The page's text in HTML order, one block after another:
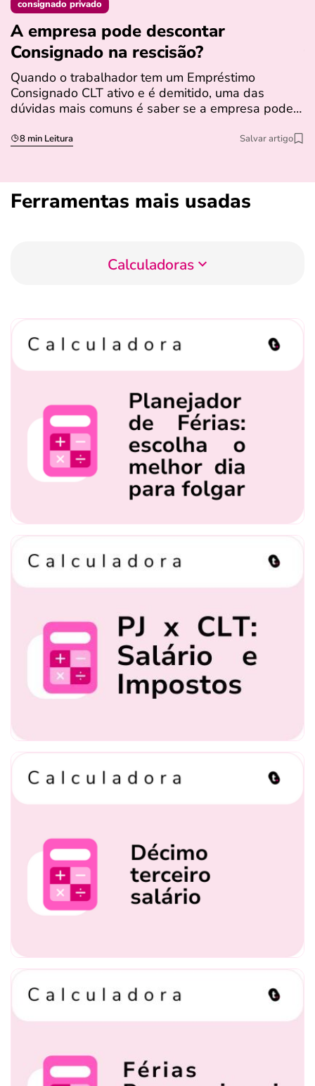
consignado privado
A empresa pode descontar
Consignado na rescisão​?
Quando o trabalhador tem um Empréstimo
Consignado CLT ativo e é demitido, uma das
dúvidas mais comuns é saber se a empresa pode…
8 min Leitura Salvar artigo
Ferramentas mais usadas
Calculadoras